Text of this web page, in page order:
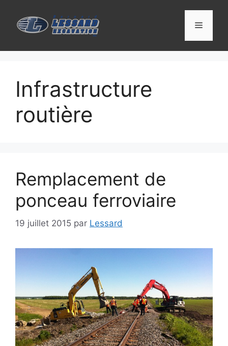
Infrastructure
routière
Remplacement de
ponceau ferroviaire
19 juillet 2015 par Lessard